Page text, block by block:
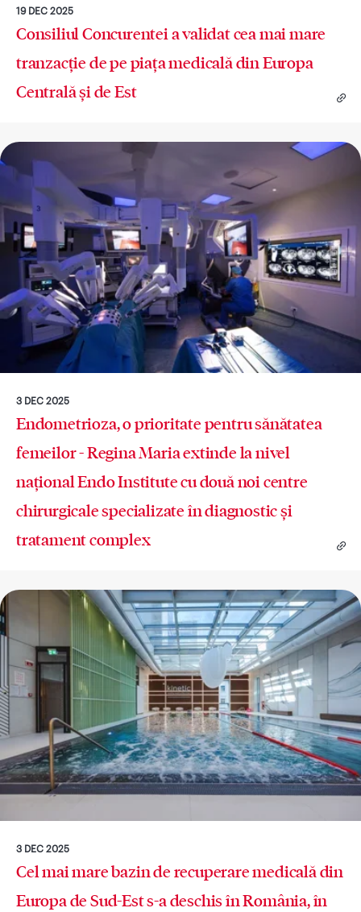
19 DEC 2025
Consiliul Concurentei a validat cea mai mare
tranzacție de pe piața medicală din Europa
Centrală și de Est
3 DEC 2025
Endometrioza, o prioritate pentru sănătatea
femeilor - Regina Maria extinde la nivel
național Endo Institute cu două noi centre
chirurgicale specializate în diagnostic și
tratament complex
3 DEC 2025
Cel mai mare bazin de recuperare medicală din
Europa de Sud-Est s-a deschis în România, în